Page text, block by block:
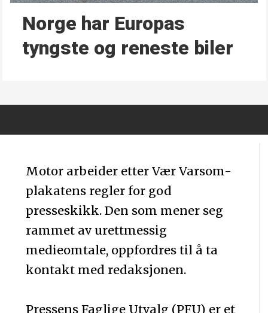
Norge har Europas
tyngste og reneste biler
Motor arbeider etter Vær Varsom-
plakatens regler for god
presseskikk. Den som mener seg
rammet av urettmessig
medieomtale, oppfordres til å ta
kontakt med redaksjonen.
Pressens Faglige Utvalg (PFU) er et